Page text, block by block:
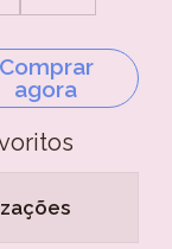
Comprar
agora